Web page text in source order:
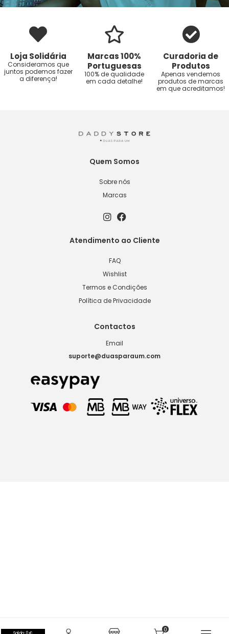
Loja Solidária
Consideramos que
juntos podemos fazer
a diferença!
Marcas 100%
Portuguesas
100% de qualidade
em cada detalhe!
Curadoria de
Produtos
Apenas vendemos
produtos de marcas
em que acreditamos!
Quem Somos
Sobre nós
Marcas
Atendimento ao Cliente
FAQ
Wishlist
Termos e Condições
Política de Privacidade
Contactos
Email
suporte@duasparaum.com